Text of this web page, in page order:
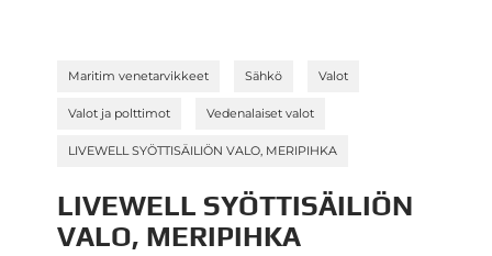
Maritim venetarvikkeet Sähkö Valot
Valot ja polttimot Vedenalaiset valot
LIVEWELL SYÖTTISÄILIÖN VALO, MERIPIHKA
LIVEWELL SYÖTTISÄILIÖN
VALO, MERIPIHKA